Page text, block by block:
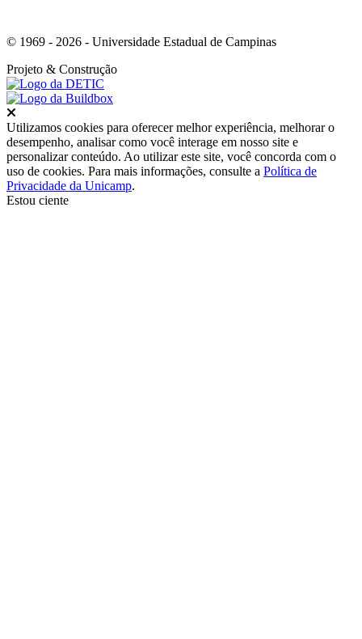
© 1969 - 2026 - Universidade Estadual de Campinas
Projeto & Construção
Utilizamos cookies para oferecer melhor experiência, melhorar o
desempenho, analisar como você interage em nosso site e
personalizar conteúdo. Ao utilizar este site, você concorda com o
uso de cookies. Para mais informações, consulte a Política de
Privacidade da Unicamp.
Estou ciente